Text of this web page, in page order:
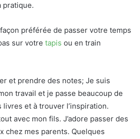
pratique.
préférée de passer votre temps
sur votre tapis ou en train
et prendre des notes; Je suis
travail et je passe beaucoup de
et à trouver l’inspiration.
avec mon fils. J’adore passer des
chez mes parents. Quelques